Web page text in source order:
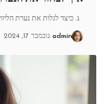
admin נובמבר 17, 2024